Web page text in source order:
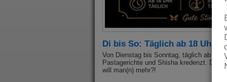
Di bis So: Täglich ab 18 Uhr
Von Dienstag bis Sonntag, täglich ab
Pastagerichte und Shisha kredenzt.
will man(n) mehr?!